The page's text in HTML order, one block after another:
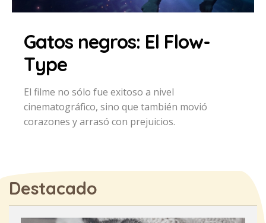
Gatos negros: El Flow-
Type
El filme no sólo fue exitoso a nivel
cinematográfico, sino que también movió
corazones y arrasó con prejuicios.
Destacado